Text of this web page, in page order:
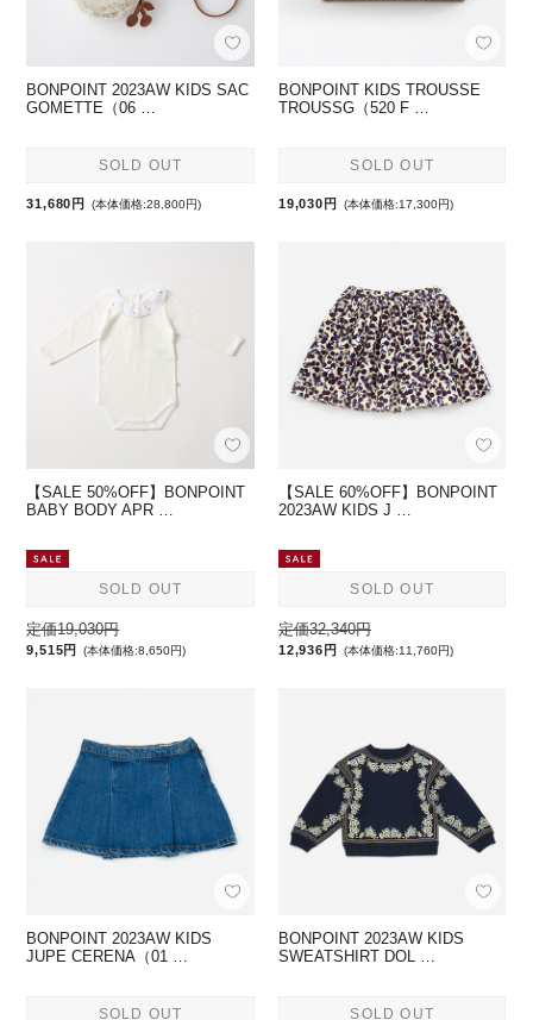
BONPOINT 2023AW KIDS SAC
GOMETTE（06 …
SOLD OUT
31,680円 (本体価格:28,800円)
BONPOINT KIDS TROUSSE
TROUSSG（520 F …
SOLD OUT
19,030円 (本体価格:17,300円)
【SALE 50%OFF】BONPOINT
BABY BODY APR …
SOLD OUT
定価19,030円
9,515円 (本体価格:8,650円)
【SALE 60%OFF】BONPOINT
2023AW KIDS J …
SOLD OUT
定価32,340円
12,936円 (本体価格:11,760円)
BONPOINT 2023AW KIDS
JUPE CERENA（01 …
SOLD OUT
BONPOINT 2023AW KIDS
SWEATSHIRT DOL …
SOLD OUT